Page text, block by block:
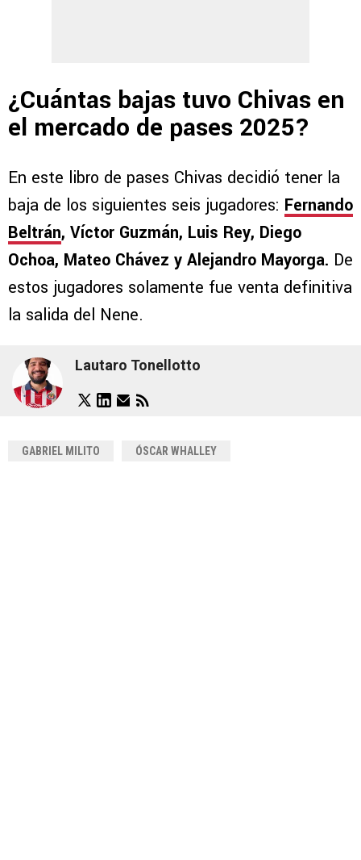
¿Cuántas bajas tuvo Chivas en
el mercado de pases 2025?
En este libro de pases Chivas decidió tener la
baja de los siguientes seis jugadores: Fernando
Beltrán, Víctor Guzmán, Luis Rey, Diego
Ochoa, Mateo Chávez y Alejandro Mayorga. De
estos jugadores solamente fue venta definitiva
la salida del Nene.
Lautaro Tonellotto
GABRIEL MILITO ÓSCAR WHALLEY